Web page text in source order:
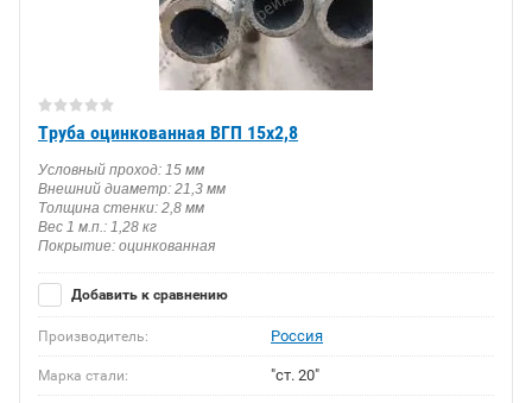
Труба оцинкованная ВГП 15х2,8
Условный проход: 15 мм
Внешний диаметр: 21,3 мм
Толщина стенки: 2,8 мм
Вес 1 м.п.: 1,28 кг
Покрытие: оцинкованная
Добавить к сравнению
Производитель: Россия
Марка стали: "ст. 20"